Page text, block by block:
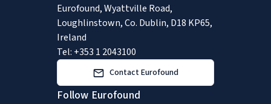
Eurofound, Wyattville Road,
Loughlinstown, Co. Dublin, D18 KP65,
Ireland
Tel: +353 1 2043100
Contact Eurofound
Follow Eurofound